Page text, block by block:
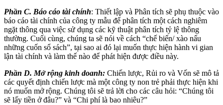
Phần C. Báo cáo tài chính: Thiết lập và Phân tích sẽ phụ thuộc vào
báo cáo tài chính của công ty mẫu để phân tích một cách nghiêm
ngặt thông qua việc sử dụng các kỹ thuật phân tích tỷ lệ thông
thường. Cuối cùng, chúng ta sẽ nói về cách “chế biến/ xào nấu
những cuốn sổ sách”, tại sao ai đó lại muốn thực hiện hành vi gian
lận tài chính và làm thế nào để phát hiện được điều này.
Phần D. Mở rộng kinh doanh: Chiến lược, Rủi ro và Vốn sẽ mô tả
các quyết định chiến lược mà một công ty non trẻ phải thực hiện khi
nó muốn mở rộng. Chúng tôi sẽ trả lời cho các câu hỏi: “Chúng tôi
sẽ lấy tiền ở đâu?” và “Chi phí là bao nhiêu?”